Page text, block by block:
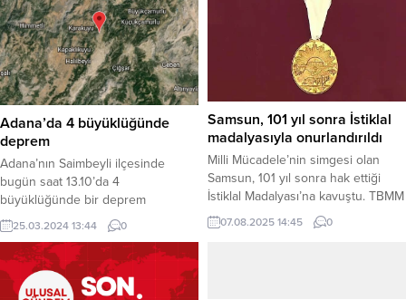
Adana’da 4 büyüklüğünde
deprem
Adana’nın Saimbeyli ilçesinde
bugün saat 13.10’da 4
büyüklüğünde bir deprem
meydana geldi. Afet ve Acil Durum
Yönetimi (AFAD) Başkanlığı’nın
internet sitesinde yer alan bilgiye
göre, 4 büyüklüğündeki depremin
merkez üssü Saimbeyli ilçesi olarak
25.03.2024 13:44 0
Samsun, 101 yıl sonra İstiklal
madalyasıyla onurlandırıldı
Milli Mücadele’nin simgesi olan
Samsun, 101 yıl sonra hak ettiği
İstiklal Madalyası’na kavuştu. TBMM
Başkanı Numan Kurtulmuş’un
katıldığı törenle, Samsun Mavnacılar
07.08.2025 14:45 0